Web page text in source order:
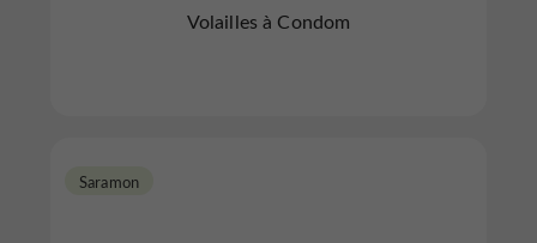
Volailles à Condom
Saramon